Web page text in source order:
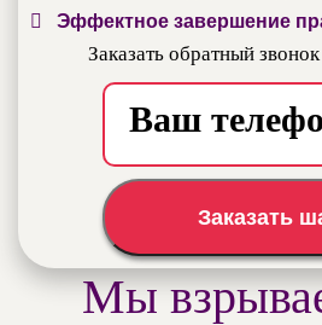
Эффектное завершение
Заказать обратный
Заказать
Мы